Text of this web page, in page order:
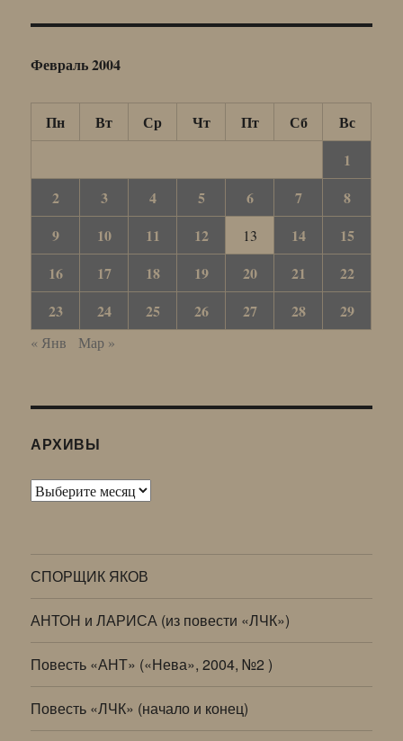
Февраль 2004
Пн Вт Ср Чт Пт Сб
Вс
1
2
3 4 5 6 7
8
9
10 11 12 13 14
15
16
17 18 19 20 21
22
23
24 25 26 27 28 29
« Янв Мар »
АРХИВЫ
Архивы
СПОРЩИК ЯКОВ
АНТОН и ЛАРИСА (из повести «ЛЧК»)
Повесть «АНТ» («Нева», 2004, №2 )
Повесть «ЛЧК» (начало и конец)